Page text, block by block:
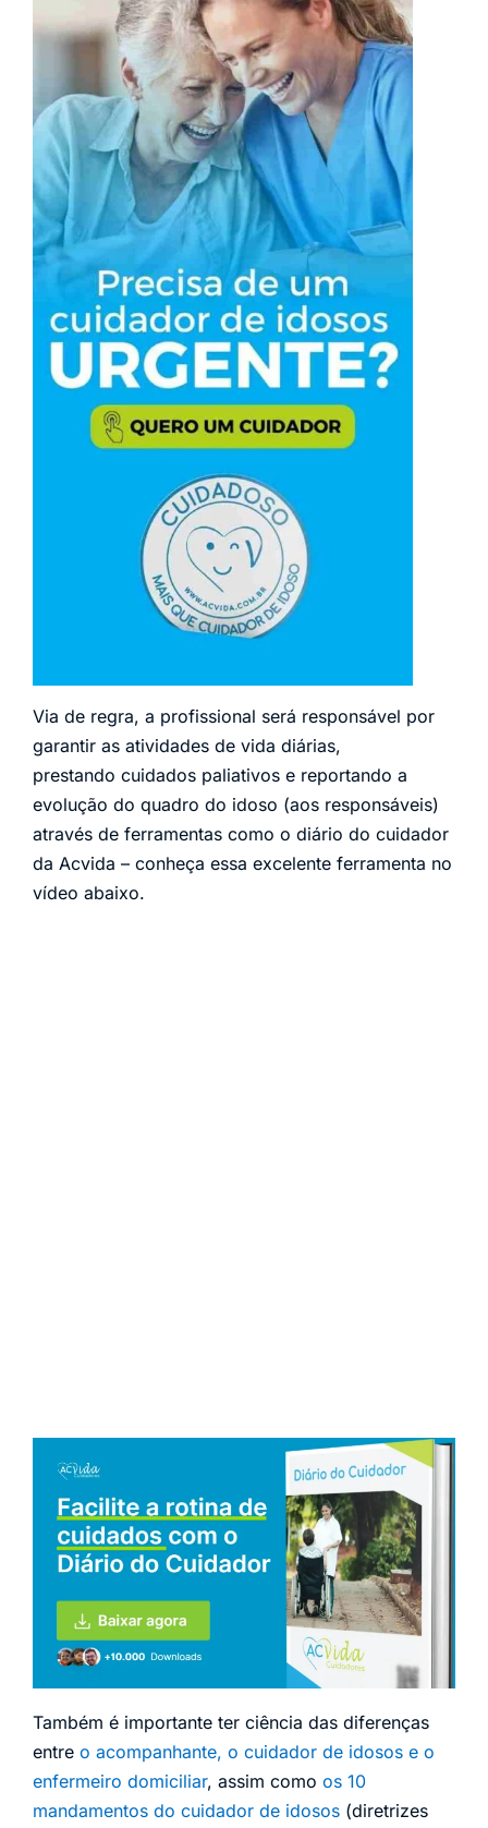
Via de regra, a profissional será responsável por
garantir as atividades de vida diárias,
prestando cuidados paliativos e reportando a
evolução do quadro do idoso (aos responsáveis)
através de ferramentas como o diário do cuidador
da Acvida – conheça essa excelente ferramenta no
vídeo abaixo.
Também é importante ter ciência das diferenças
entre o acompanhante, o cuidador de idosos e o
enfermeiro domiciliar, assim como os 10
mandamentos do cuidador de idosos (diretrizes